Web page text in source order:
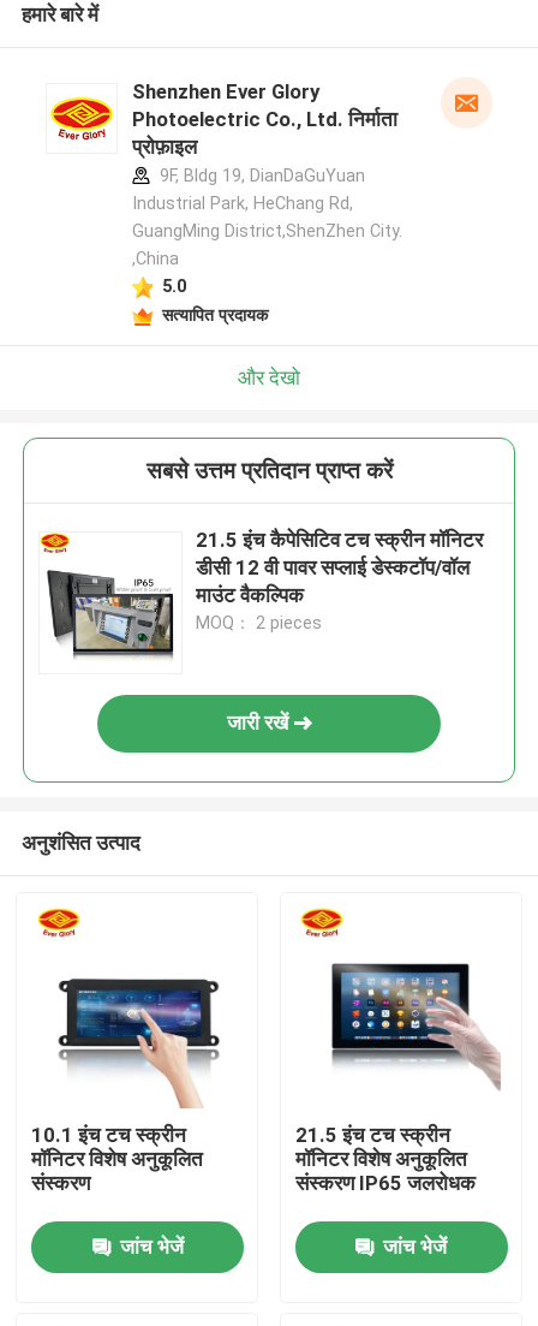
होम
हमारे बारे में
Shenzhen Ever Glory
Photoelectric Co., Ltd. निर्माता
प्रोफ़ाइल
9F, Bldg 19, DianDaGuYuan
Industrial Park, HeChang Rd,
GuangMing District,ShenZhen City.
,China
5.0
सत्यापित प्रदायक
और देखो
सबसे उत्तम प्रतिदान प्राप्त करें
21.5 इंच कैपेसिटिव टच स्क्रीन मॉनिटर
डीसी 12 वी पावर सप्लाई डेस्कटॉप/वॉल
माउंट वैकल्पिक
MOQ： 2 pieces
जारी रखें
अनुशंसित उत्पाद
10.1 इंच टच स्क्रीन
मॉनिटर विशेष अनुकूलित
संस्करण
जांच भेजें
21.5 इंच टच स्क्रीन
मॉनिटर विशेष अनुकूलित
संस्करण IP65 जलरोधक
जांच भेजें